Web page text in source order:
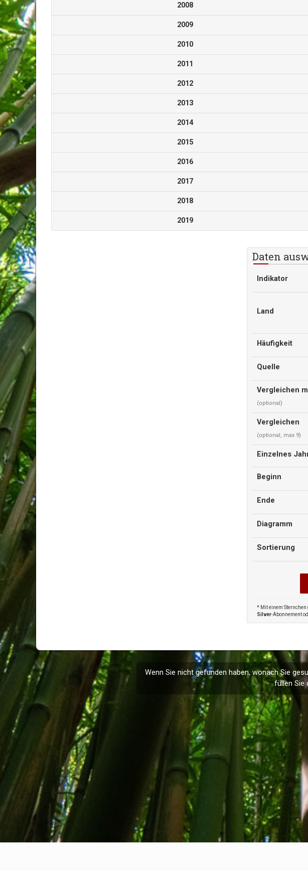
2008
2009
2010
2011
2012
2013
2014
2015
2016
2017
2018
2019
Daten
Indikator
Land
Häufigkeit
Quelle
Vergleichen
(optional)
Vergleichen
(optional, max 9)
Einzelnes
Beginn
Ende
Diagramm
Sortierung
* Mit einem
Silver-Abonnement
Wenn Sie nicht gefunden haben, wonach Sie
füllen Sie